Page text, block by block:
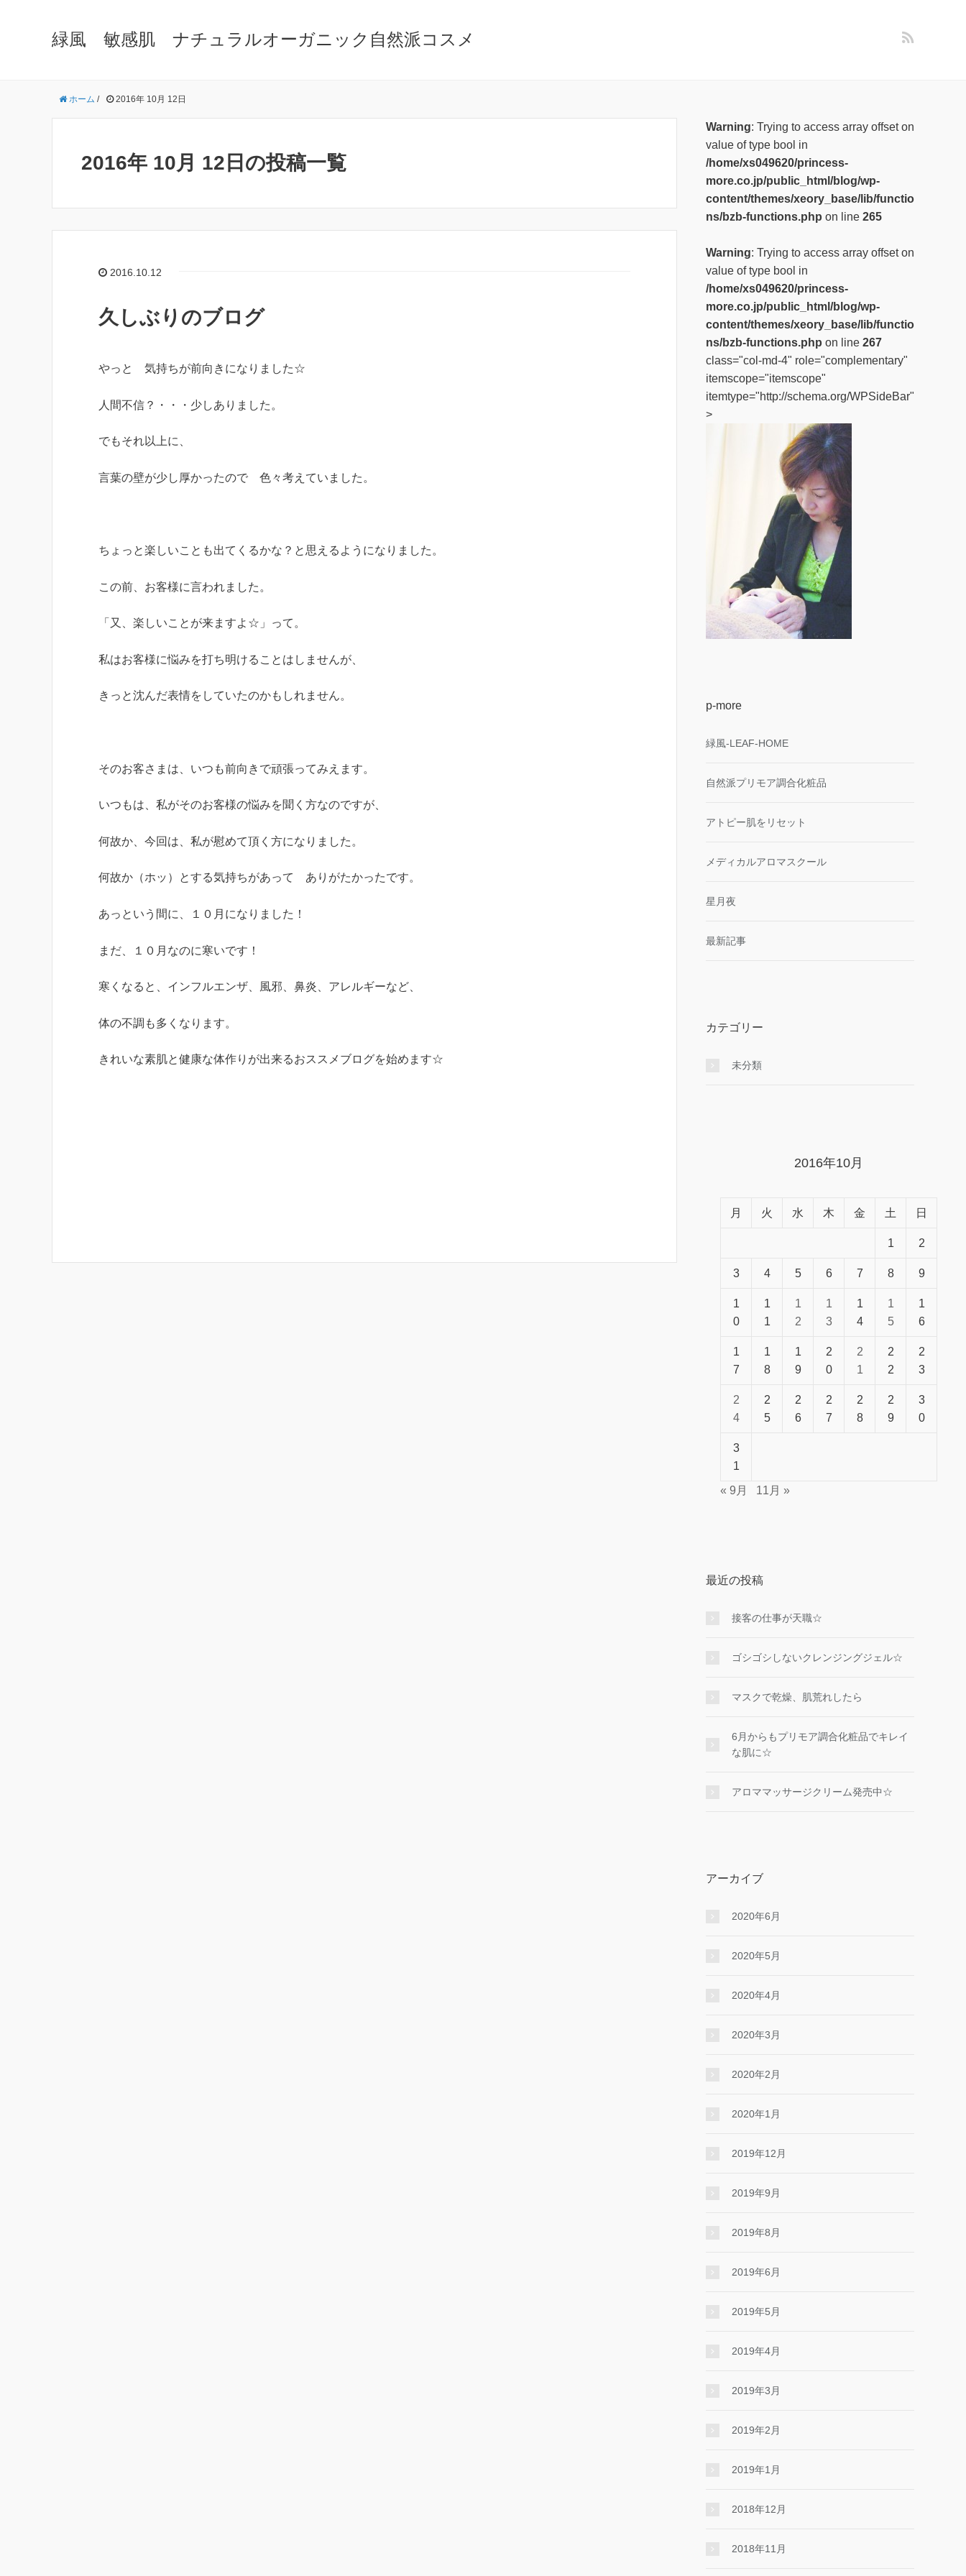
緑風 敏感肌 ナチュラルオーガニック自然派コスメ
ホーム / 2016年 10月 12日
2016年 10月 12日の投稿一覧
2016.10.12
久しぶりのブログ
やっと 気持ちが前向きになりました☆
人間不信？・・・少しありました。
でもそれ以上に、
言葉の壁が少し厚かったので 色々考えていました。
ちょっと楽しいことも出てくるかな？と思えるようになりました。
この前、お客様に言われました。
「又、楽しいことが来ますよ☆」って。
私はお客様に悩みを打ち明けることはしませんが、
きっと沈んだ表情をしていたのかもしれません。
そのお客さまは、いつも前向きで頑張ってみえます。
いつもは、私がそのお客様の悩みを聞く方なのですが、
何故か、今回は、私が慰めて頂く方になりました。
何故か（ホッ）とする気持ちがあって ありがたかったです。
あっという間に、１０月になりました！
まだ、１０月なのに寒いです！
寒くなると、インフルエンザ、風邪、鼻炎、アレルギーなど、
体の不調も多くなります。
きれいな素肌と健康な体作りが出来るおススメブログを始めます☆
Warning: Trying to access array offset on
value of type bool in
/home/xs049620/princess-
more.co.jp/public_html/blog/wp-
content/themes/xeory_base/lib/functio
ns/bzb-functions.php on line 265
Warning: Trying to access array offset on
value of type bool in
/home/xs049620/princess-
more.co.jp/public_html/blog/wp-
content/themes/xeory_base/lib/functio
ns/bzb-functions.php on line 267
class="col-md-4" role="complementary"
itemscope="itemscope"
itemtype="http://schema.org/WPSideBar"
>
p-more
緑風-LEAF-HOME
自然派プリモア調合化粧品
アトピー肌をリセット
メディカルアロマスクール
星月夜
最新記事
カテゴリー
未分類
2016年10月
月 火 水 木 金 土 日
1 2
3 4 5 6 7 8 9
1
0
1
1
1
2
1
3
1
4
1
5
1
6
1
7
1
8
1
9
2
0
2
1
2
2
2
3
2
4
2
5
2
6
2
7
2
8
2
9
3
0
3
1
« 9月
11月 »
最近の投稿
接客の仕事が天職☆
ゴシゴシしないクレンジングジェル☆
マスクで乾燥、肌荒れしたら
6月からもプリモア調合化粧品でキレイ
な肌に☆
アロママッサージクリーム発売中☆
アーカイブ
2020年6月
2020年5月
2020年4月
2020年3月
2020年2月
2020年1月
2019年12月
2019年9月
2019年8月
2019年6月
2019年5月
2019年4月
2019年3月
2019年2月
2019年1月
2018年12月
2018年11月